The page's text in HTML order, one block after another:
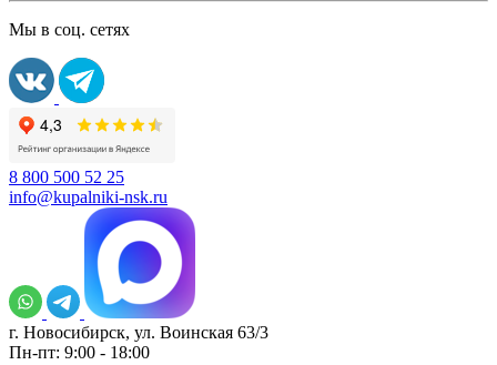
Мы в соц. сетях
8 800 500 52 25
info@kupalniki-nsk.ru
г. Новосибирск, ул. Воинская 63/3
Пн-пт: 9:00 - 18:00